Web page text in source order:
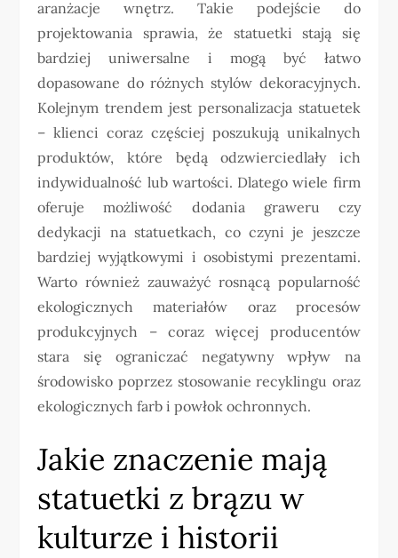
aranżacje wnętrz. Takie podejście do
projektowania sprawia, że statuetki stają się
bardziej uniwersalne i mogą być łatwo
dopasowane do różnych stylów dekoracyjnych.
Kolejnym trendem jest personalizacja statuetek
– klienci coraz częściej poszukują unikalnych
produktów, które będą odzwierciedlały ich
indywidualność lub wartości. Dlatego wiele firm
oferuje możliwość dodania graweru czy
dedykacji na statuetkach, co czyni je jeszcze
bardziej wyjątkowymi i osobistymi prezentami.
Warto również zauważyć rosnącą popularność
ekologicznych materiałów oraz procesów
produkcyjnych – coraz więcej producentów
stara się ograniczać negatywny wpływ na
środowisko poprzez stosowanie recyklingu oraz
ekologicznych farb i powłok ochronnych.
Jakie znaczenie mają
statuetki z brązu w
kulturze i historii